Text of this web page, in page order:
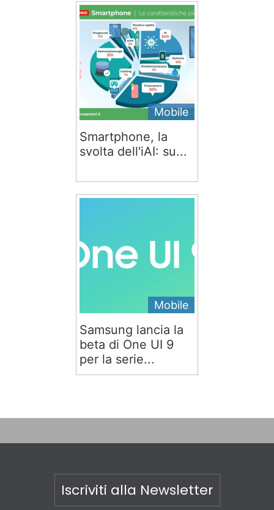
Mobile
Smartphone, la
svolta dell'iAI: su...
Mobile
Samsung lancia la
beta di One UI 9
per la serie...
Iscriviti alla Newsletter